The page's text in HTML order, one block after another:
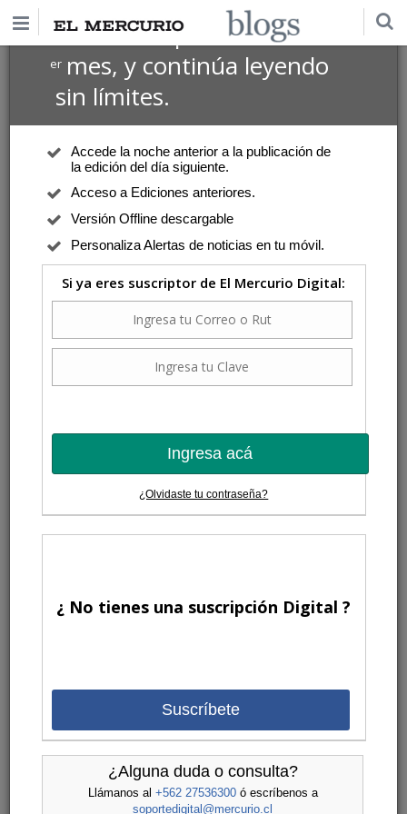
Suscríbete por $1 USD
ermes, y continúa leyendo
sin límites.
Accede la noche anterior a la publicación de
la edición del día siguiente.
Acceso a Ediciones anteriores.
Versión Offline descargable
Personaliza Alertas de noticias en tu móvil.
Si ya eres suscriptor de El Mercurio Digital:
Ingresa acá
¿Olvidaste tu contraseña?
¿ No tienes una suscripción Digital ?
Suscríbete
¿Alguna duda o consulta?
Llámanos al +562 27536300ó escríbenos a
soportedigital@mercurio.cl